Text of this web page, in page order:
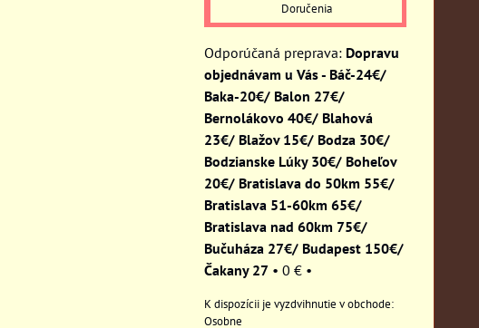
Doručenia
Dopravu
objednávam u Vás - Báč-24€/
Baka-20€/ Balon 27€/
Bernolákovo 40€/ Blahová
23€/ Blažov 15€/ Bodza 30€/
Bodzianske Lúky 30€/ Boheľov
20€/ Bratislava do 50km 55€/
Bratislava 51-60km 65€/
Bratislava nad 60km 75€/
Bučuháza 27€/ Budapest 150€/
Čakany 27 • 0 € •
Osobne